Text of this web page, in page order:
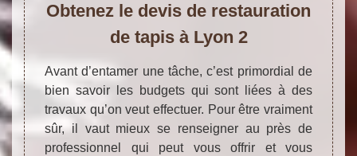
Obtenez le devis de restauration
de tapis à Lyon 2
Avant d’entamer une tâche, c’est primordial de
bien savoir les budgets qui sont liées à des
travaux qu’on veut effectuer. Pour être vraiment
sûr, il vaut mieux se renseigner au près de
professionnel qui peut vous offrir et vous